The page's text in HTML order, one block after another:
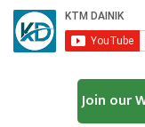
Join our